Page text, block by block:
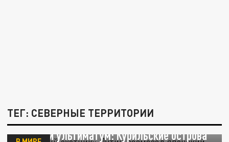
ТЕГ: СЕВЕРНЫЕ ТЕРРИТОРИИ
«Опытный охотник» Путин размазал
японский ультиматум: Курильские острова